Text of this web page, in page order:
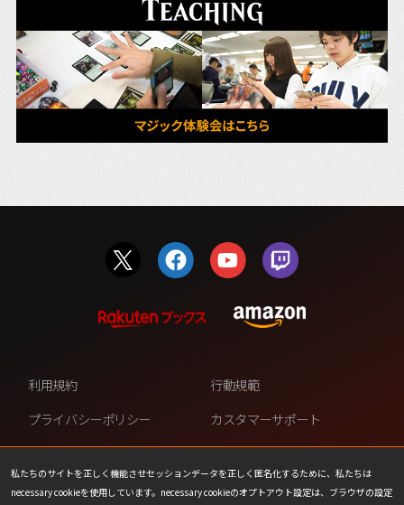
私たちのサイトを正しく機能させセッションデータを正しく匿名化するために、私たちは
necessary cookieを使用しています。necessary cookieのオプトアウト設定は、ブラウザの設定
利用規約
行動規範
プライバシーポリシー
カスタマーサポート
ファンコンテンツ・ポリシー
個人情報の販売や共有を許可し
ない